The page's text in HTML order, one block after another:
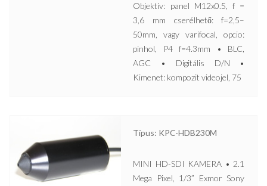
Objektív: panel M12x0.5, f =
3,6 mm cserélhető: f=2,5–
50mm, vagy varifocal, opcio:
pinhol, P4 f=4.3mm • BLC,
AGC • Digitális D/N •
Kimenet: kompozit videojel, 75
Típus: KPC-HDB230M
MINI HD-SDI KAMERA • 2.1
Mega Pixel, 1/3” Exmor Sony